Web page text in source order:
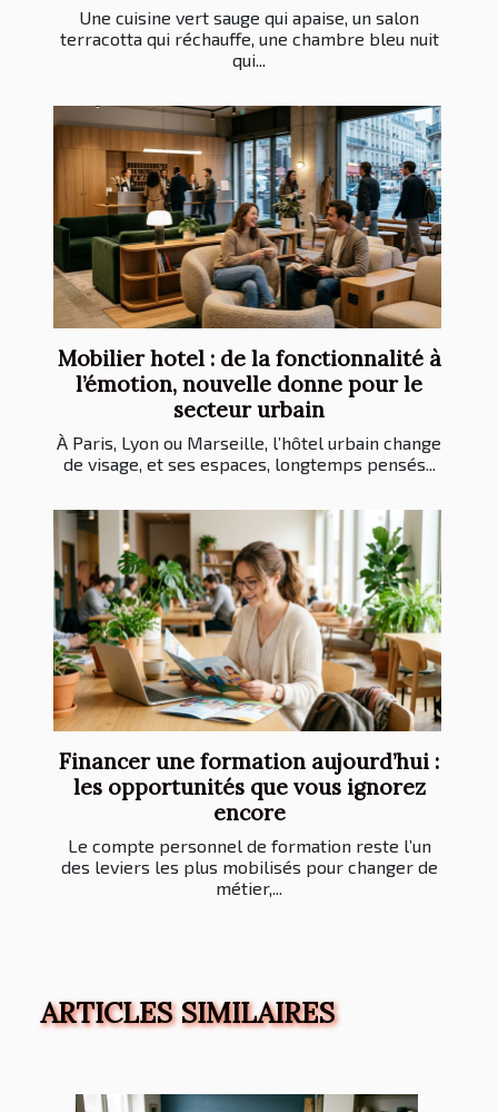
Une cuisine vert sauge qui apaise, un salon
terracotta qui réchauffe, une chambre bleu nuit
qui...
Mobilier hotel : de la fonctionnalité à
l’émotion, nouvelle donne pour le
secteur urbain
À Paris, Lyon ou Marseille, l’hôtel urbain change
de visage, et ses espaces, longtemps pensés...
Financer une formation aujourd’hui :
les opportunités que vous ignorez
encore
Le compte personnel de formation reste l’un
des leviers les plus mobilisés pour changer de
métier,...
ARTICLES SIMILAIRES